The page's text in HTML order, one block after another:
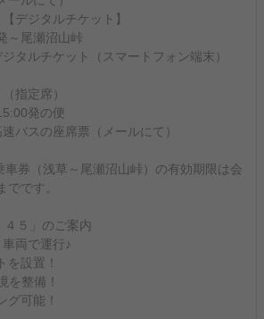
デジタルチケット】
～尾瀬沼山峠
タルチケット（スマートフォン端末）
指定席）
発の便
バスの座席票（メールにて）
券（浅草～尾瀬沼山峠）の有効期限は会
でです。
５」のご案内
両で運行♪
を設置！
を整備！
グ可能！